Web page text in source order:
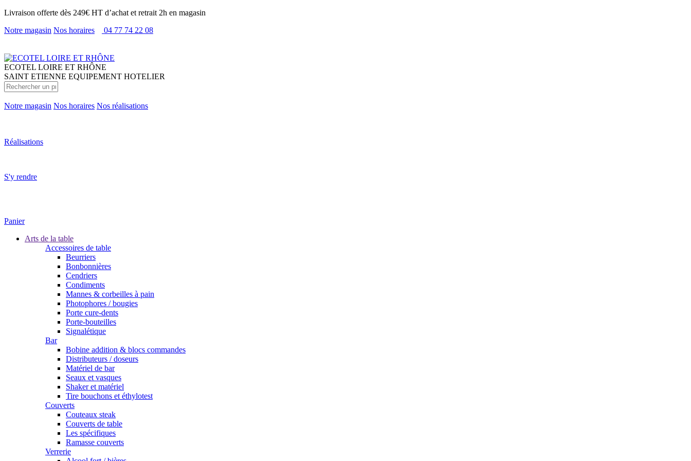
Livraison offerte dès 249€ HT d’achat et retrait 2h en magasin
Notre magasin Nos horaires 04 77 74 22 08
ECOTEL LOIRE ET RHÔNE
SAINT ETIENNE EQUIPEMENT HOTELIER
Notre magasin Nos horaires Nos réalisations
Réalisations
S'y rendre
Panier
Arts de la table
Accessoires de table
Beurriers
Bonbonnières
Cendriers
Condiments
Mannes & corbeilles à pain
Photophores / bougies
Porte cure-dents
Porte-bouteilles
Signalétique
Bar
Bobine addition & blocs commandes
Distributeurs / doseurs
Matériel de bar
Seaux et vasques
Shaker et matériel
Tire bouchons et éthylotest
Couverts
Couteaux steak
Couverts de table
Les spécifiques
Ramasse couverts
Verrerie